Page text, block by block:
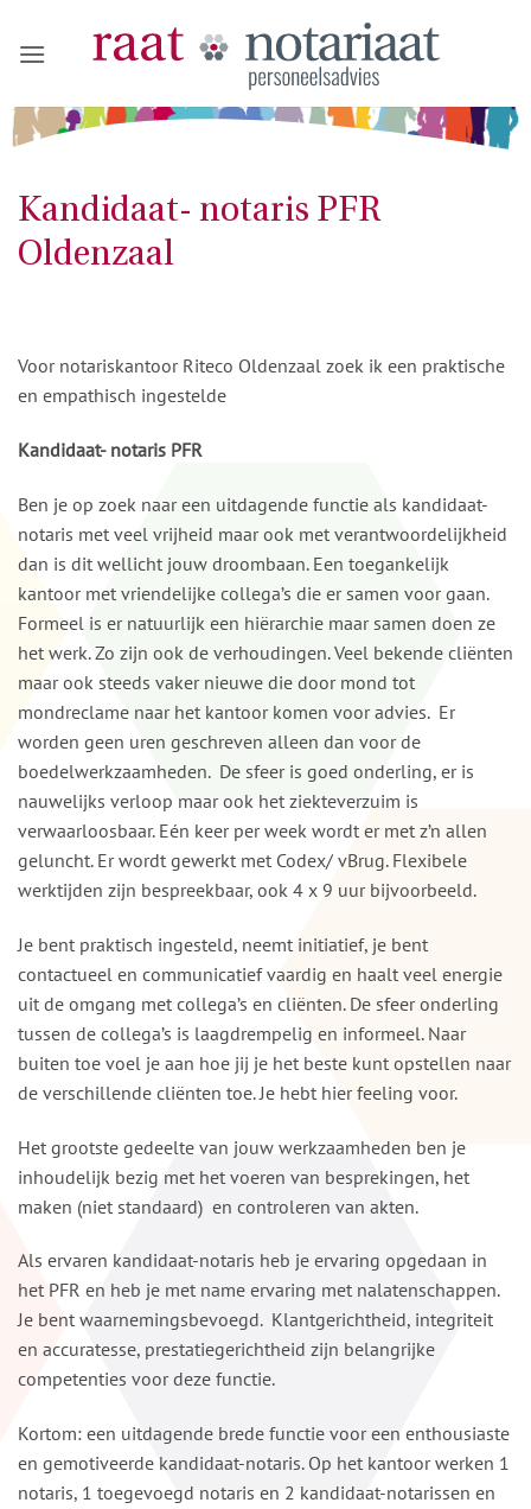
naar
Kandidaat- notaris PFR
Oldenzaal
Voor notariskantoor Riteco Oldenzaal zoek ik een praktische
en empathisch ingestelde
Kandidaat- notaris PFR
Ben je op zoek naar een uitdagende functie als kandidaat-
notaris met veel vrijheid maar ook met verantwoordelijkheid
dan is dit wellicht jouw droombaan. Een toegankelijk
kantoor met vriendelijke collega’s die er samen voor gaan.
Formeel is er natuurlijk een hiërarchie maar samen doen ze
het werk. Zo zijn ook de verhoudingen. Veel bekende cliënten
maar ook steeds vaker nieuwe die door mond tot
mondreclame naar het kantoor komen voor advies. Er
worden geen uren geschreven alleen dan voor de
boedelwerkzaamheden. De sfeer is goed onderling, er is
nauwelijks verloop maar ook het ziekteverzuim is
verwaarloosbaar. Eén keer per week wordt er met z’n allen
geluncht. Er wordt gewerkt met Codex/ vBrug. Flexibele
werktijden zijn bespreekbaar, ook 4 x 9 uur bijvoorbeeld.
Je bent praktisch ingesteld, neemt initiatief, je bent
contactueel en communicatief vaardig en haalt veel energie
uit de omgang met collega’s en cliënten. De sfeer onderling
tussen de collega’s is laagdrempelig en informeel. Naar
buiten toe voel je aan hoe jij je het beste kunt opstellen naar
de verschillende cliënten toe. Je hebt hier feeling voor.
Het grootste gedeelte van jouw werkzaamheden ben je
inhoudelijk bezig met het voeren van besprekingen, het
maken (niet standaard) en controleren van akten.
Als ervaren kandidaat-notaris heb je ervaring opgedaan in
het PFR en heb je met name ervaring met nalatenschappen.
Je bent waarnemingsbevoegd. Klantgerichtheid, integriteit
en accuratesse, prestatiegerichtheid zijn belangrijke
competenties voor deze functie.
Kortom: een uitdagende brede functie voor een enthousiaste
en gemotiveerde kandidaat-notaris. Op het kantoor werken 1
notaris, 1 toegevoegd notaris en 2 kandidaat-notarissen en